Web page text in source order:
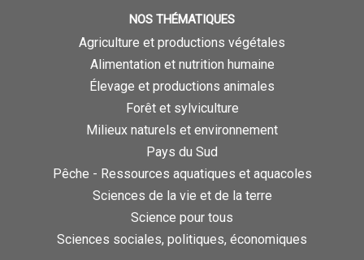
NOS THÉMATIQUES
Agriculture et productions végétales
Alimentation et nutrition humaine
Élevage et productions animales
Forêt et sylviculture
Milieux naturels et environnement
Pays du Sud
Pêche - Ressources aquatiques et aquacoles
Sciences de la vie et de la terre
Science pour tous
Sciences sociales, politiques, économiques